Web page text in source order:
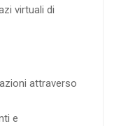
virtuali di
attraverso
e